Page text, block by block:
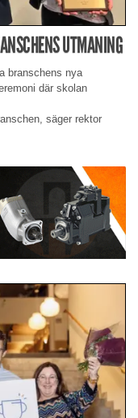
UTMANING
branschens nya
där skolan
säger rektor